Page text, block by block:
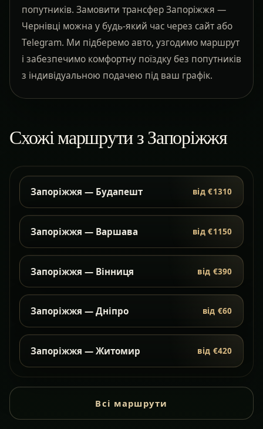
попутників. Замовити трансфер Запоріжжя —
Чернівці можна у будь-який час через сайт або
Telegram. Ми підберемо авто, узгодимо маршрут
і забезпечимо комфортну поїздку без попутників
з індивідуальною подачею під ваш графік.
Схожі маршрути з Запоріжжя
Запоріжжя — Будапешт від €1310
Запоріжжя — Варшава від €1150
Запоріжжя — Вінниця від €390
Запоріжжя — Дніпро від €60
Запоріжжя — Житомир від €420
Всі маршрути